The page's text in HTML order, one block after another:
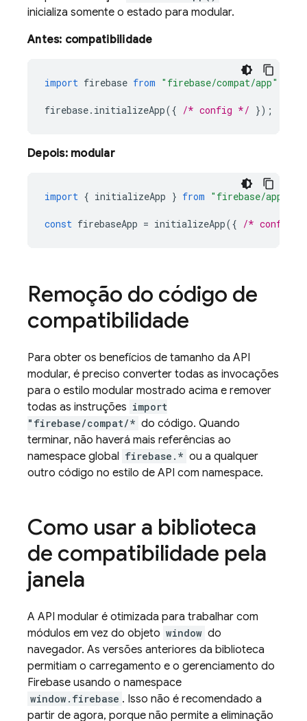
inicializa somente o estado para modular.
Antes: compatibilidade
import firebase from "firebase/compat/app"
firebase. initializeApp({ /* config */ });
Depois: modular
import { initializeApp } from "firebase/app"
const firebaseApp = initializeApp({ /* config
Remoção do código de
compatibilidade
Para obter os benefícios de tamanho da API
modular, é preciso converter todas as invocações
para o estilo modular mostrado acima e remover
todas as instruções import
"firebase/compat/* do código. Quando
terminar, não haverá mais referências ao
namespace global firebase.* ou a qualquer
outro código no estilo de API com namespace.
Como usar a biblioteca
de compatibilidade pela
janela
A API modular é otimizada para trabalhar com
módulos em vez do objeto window do
navegador. As versões anteriores da biblioteca
permitiam o carregamento e o gerenciamento do
Firebase usando o namespace
window.firebase . Isso não é recomendado a
partir de agora, porque não permite a eliminação